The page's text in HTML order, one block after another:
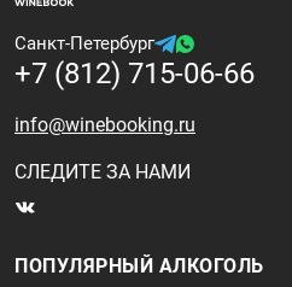
Санкт-Петербург
+7 (812) 715-06-66
info@winebooking.ru
СЛЕДИТЕ ЗА НАМИ
ПОПУЛЯРНЫЙ АЛКОГОЛЬ